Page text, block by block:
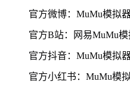
官方微博：MuMu模拟
官方B站：网易MuMu
官方抖音：MuMu模拟
官方小红书：MuMu模